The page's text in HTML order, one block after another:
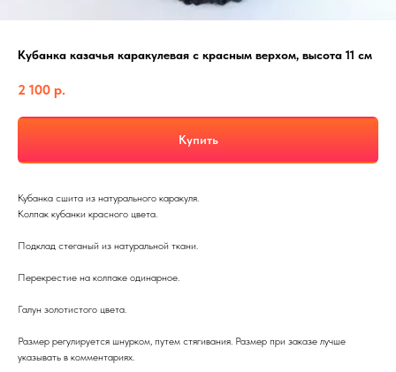
Кубанка казачья каракулевая с красным верхом, высота 11 см
2 100 р.
Купить
Кубанка сшита из натурального каракуля.
Колпак кубанки красного цвета.
Подклад стеганый из натуральной ткани.
Перекрестие на колпаке одинарное.
Галун золотистого цвета.
Размер регулируется шнурком, путем стягивания. Размер при заказе лучше
указывать в комментариях.